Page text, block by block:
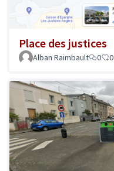
Place des justices
Alban Raimbault 0 0